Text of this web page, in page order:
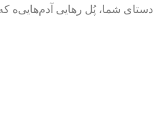
دستای شما، پُل رهایی آدم‌هایی‌ه